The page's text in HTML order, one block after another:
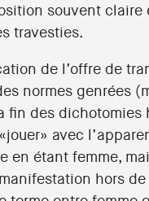
souvent claire
travesties.
de l’offre de
normes genrées
fin des dichotomies
avec
en étant femme,
hors